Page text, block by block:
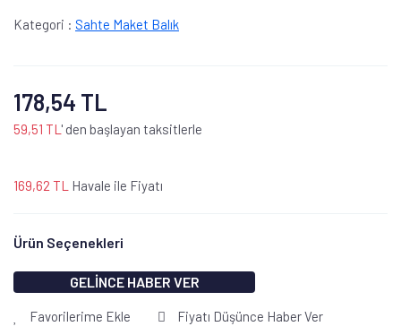
Kategori : Sahte Maket Balık
178,54 TL
59,51 TL ' den başlayan taksitlerle
169,62 TL Havale ile Fiyatı
Ürün Seçenekleri
GELİNCE HABER VER
Favorilerime Ekle Fiyatı Düşünce Haber Ver